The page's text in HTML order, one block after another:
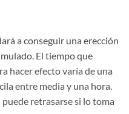
a conseguir una erección
El tiempo que
hacer efecto varía de una
entre media y una hora.
retrasarse si lo toma